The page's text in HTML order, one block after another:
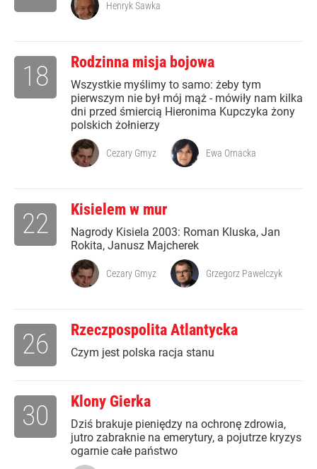
Henryk Sawka
Rodzinna misja bojowa
Wszystkie myślimy to samo: żeby tym
pierwszym nie był mój mąż - mówiły nam kilka
dni przed śmiercią Hieronima Kupczyka żony
polskich żołnierzy
18
Cezary Gmyz Ewa Ornacka
Kisielem w mur
Nagrody Kisiela 2003: Roman Kluska, Jan
Rokita, Janusz Majcherek
22
Cezary Gmyz Grzegorz Pawelczyk
Rzeczpospolita Atlantycka
Czym jest polska racja stanu
26
Klony Gierka
Dziś brakuje pieniędzy na ochronę zdrowia,
jutro zabraknie na emerytury, a pojutrze kryzys
ogarnie całe państwo
30